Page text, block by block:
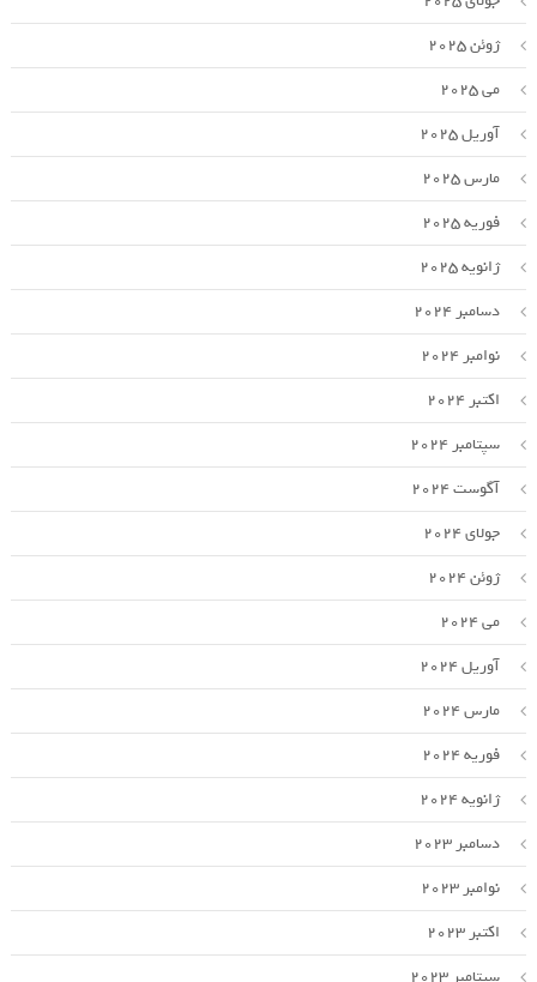
ژوئن 2025
می 2025
آوریل 2025
مارس 2025
فوریه 2025
ژانویه 2025
دسامبر 2024
نوامبر 2024
اکتبر 2024
سپتامبر 2024
آگوست 2024
جولای 2024
ژوئن 2024
می 2024
آوریل 2024
مارس 2024
فوریه 2024
ژانویه 2024
دسامبر 2023
نوامبر 2023
اکتبر 2023
سپتامبر 2023